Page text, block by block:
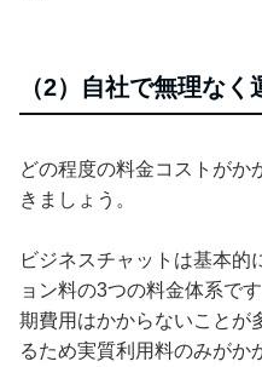
（2）自社で無理な
どの程度の料金コストがか
きましょう。
ビジネスチャットは基本的
ョン料の3つの料金体系で
期費用はかからないことが
るため実質利用料のみがか